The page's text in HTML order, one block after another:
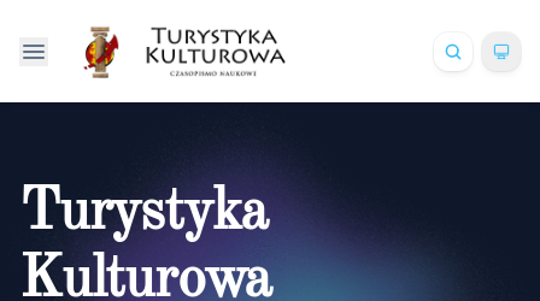
Turystyka
Kulturowa